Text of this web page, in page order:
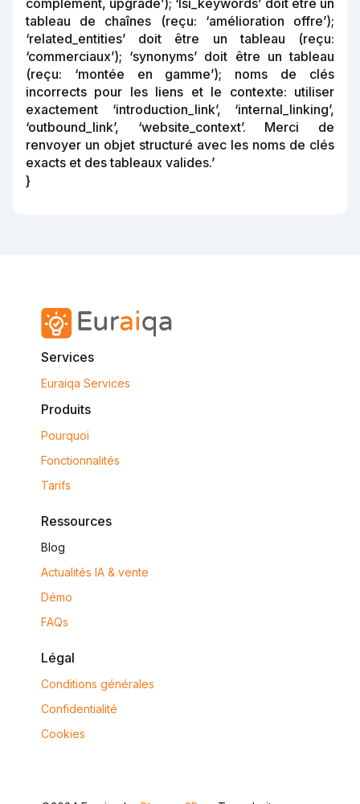
complément, upgrade’); ‘lsi_keywords’ doit être un
tableau de chaînes (reçu: ‘amélioration offre’);
‘related_entities’ doit être un tableau (reçu:
‘commerciaux’); ‘synonyms’ doit être un tableau
(reçu: ‘montée en gamme’); noms de clés
incorrects pour les liens et le contexte: utiliser
exactement ‘introduction_link’, ‘internal_linking’,
‘outbound_link’, ‘website_context’. Merci de
renvoyer un objet structuré avec les noms de clés
exacts et des tableaux valides.’
}
Services
Euraiqa Services
Produits
Pourquoi
Fonctionnalités
Tarifs
Ressources
Blog
Actualités IA & vente
Démo
FAQs
Légal
Conditions générales
Confidentialité
Cookies